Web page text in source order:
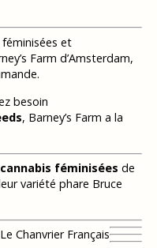
féminisées et
Farm d’Amsterdam,
besoin
, Barney’s Farm a la
féminisées de
variété phare Bruce
Chanvrier Français